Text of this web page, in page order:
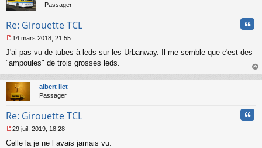
Passager
Re: Girouette TCL
e
s
a
g
e
o
l
u
14 mars 2018, 21:55
J'ai pas vu de tubes à leds sur les Urbanway. Il me semble que c'est des
"ampoules" de trois grosses leds.
au
albert liet
Passager
Re: Girouette TCL
e
29 juil. 2019, 18:28
Celle la je ne l avais jamais vu.